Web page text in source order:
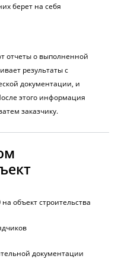
берет на себя
отчеты о выполненной
результаты с
документации, и
этого информация
заказчику.
объект строительства
документации